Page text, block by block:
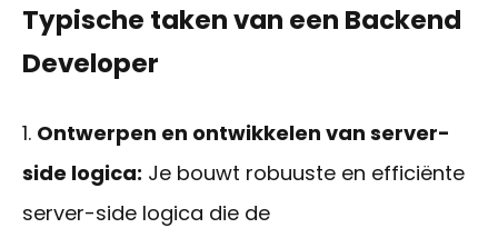
Typische taken van een Backend
Developer
Ontwerpen en ontwikkelen van server-
side logica: Je bouwt robuuste en efficiënte
server-side logica die de